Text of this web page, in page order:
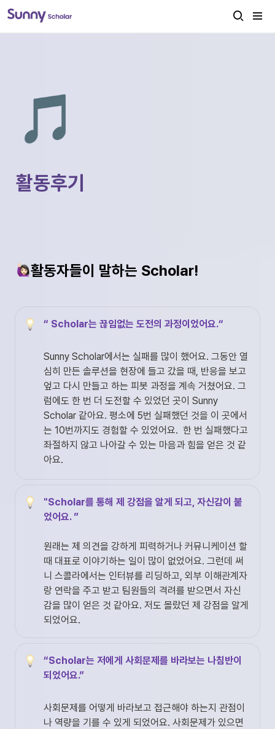
🎵
활동후기
활동자들이 말하는 Scholar!
“ Scholar는 끊임없는 도전의 과정이었어요.“
Sunny Scholar에서는 실패를 많이 했어요. 그동안 열
심히 만든 솔루션을 현장에 들고 갔을 때, 반응을 보고
엎고 다시 만들고 하는 피봇 과정을 계속 거쳤어요. 그
럼에도 한 번 더 도전할 수 있었던 곳이 Sunny
Scholar 같아요. 평소에 5번 실패했던 것을 이 곳에서
는 10번까지도 경험할 수 있었어요.  한 번 실패했다고
좌절하지 않고 나아갈 수 있는 마음과 힘을 얻은 것 같
아요.
"Scholar를 통해 제 강점을 알게 되고, 자신감이 붙
었어요. ”
원래는 제 의견을 강하게 피력하거나 커뮤니케이션 할
때 대표로 이야기하는 일이 많이 없었어요. 그런데 써
니 스콜라에서는 인터뷰를 리딩하고, 외부 이해관계자
랑 연락을 주고 받고 팀원들의 격려를 받으면서 자신
감을 많이 얻은 것 같아요. 저도 몰랐던 제 강점을 알게
되었어요.
“Scholar는 저에게 사회문제를 바라보는 나침반이
되었어요.”
사회문제를 어떻게 바라보고 접근해야 하는지 관점이
나 역량을 기를 수 있게 되었어요. 사회문제가 있으면